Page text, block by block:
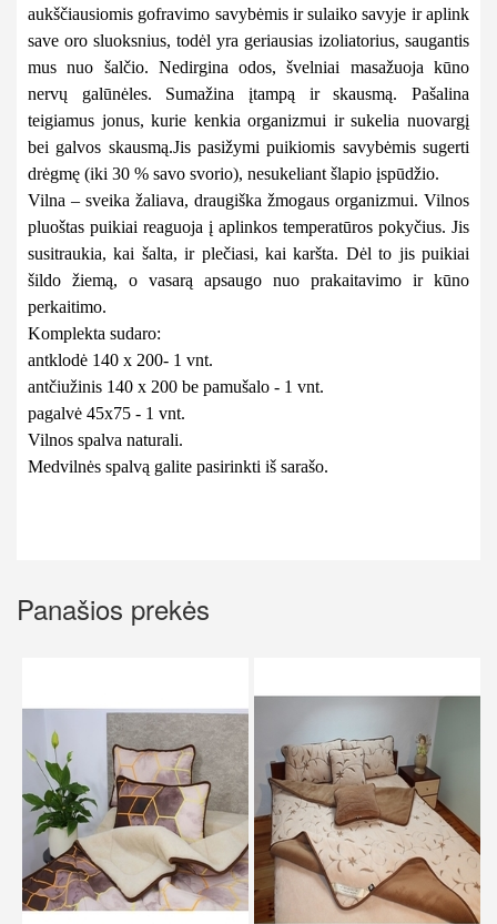
aukščiausiomis gofravimo savybėmis ir sulaiko savyje ir aplink
save oro sluoksnius, todėl yra geriausias izoliatorius, saugantis
mus nuo šalčio. Nedirgina odos, švelniai masažuoja kūno
nervų galūnėles. Sumažina įtampą ir skausmą. Pašalina
teigiamus jonus, kurie kenkia organizmui ir sukelia nuovargį
bei galvos skausmą.Jis pasižymi puikiomis savybėmis sugerti
drėgmę (iki 30 % savo svorio), nesukeliant šlapio įspūdžio.
Vilna – sveika žaliava, draugiška žmogaus organizmui. Vilnos
pluoštas puikiai reaguoja į aplinkos temperatūros pokyčius. Jis
susitraukia, kai šalta, ir plečiasi, kai karšta. Dėl to jis puikiai
šildo žiemą, o vasarą apsaugo nuo prakaitavimo ir kūno
perkaitimo.
Komplekta sudaro:
antklodė 140 x 200- 1 vnt.
antčiužinis 140 x 200 be pamušalo - 1 vnt.
pagalvė 45x75 - 1 vnt.
Vilnos spalva naturali.
Medvilnės spalvą galite pasirinkti iš sarašo.
Panašios prekės